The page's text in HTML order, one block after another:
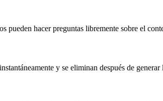
pueden hacer preguntas libremente sobre el
y se eliminan después de